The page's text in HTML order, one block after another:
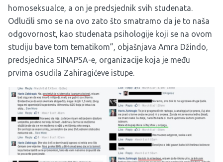
homoseksualce, a on je predsjednik svih studenata.
Odlučili smo se na ovo zato što smatramo da je to naša
odgovornost, kao studenata psihologije koji se na ovom
studiju bave tom tematikom”, objašnjava Amra Džindo,
predsjednica SINAPSA-e, organizacije koja je među
prvima osudila Zahiragićeve istupe.